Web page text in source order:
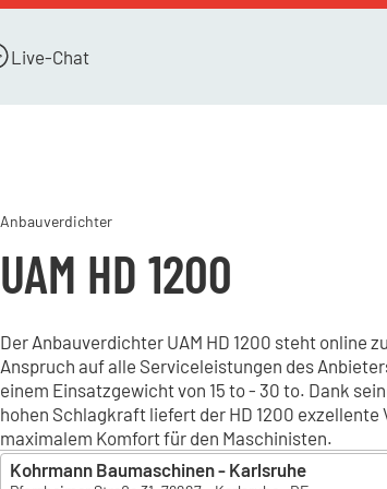
Live-Chat
Anbauverdichter
UAM HD 1200
Der Anbauverdichter UAM HD 1200 steht online
Anspruch auf alle Serviceleistungen des
einem Einsatzgewicht von 15 to - 30 to. Dank
hohen Schlagkraft liefert der HD 1200
maximalem Komfort für den Maschinisten.
Kohrmann Baumaschinen - Karlsruhe